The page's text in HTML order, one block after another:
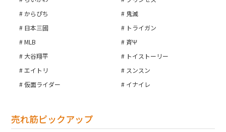
からぴち
鬼滅
日本三國
トライガン
MLB
斉Ψ
大谷翔平
トイストーリー
エイトリ
スンスン
仮面ライダー
イナイレ
売れ筋ピックアップ